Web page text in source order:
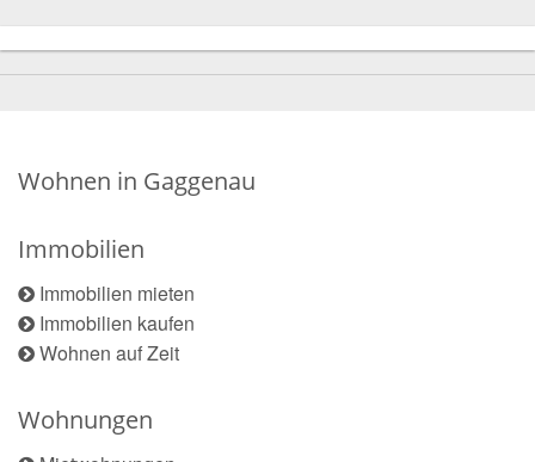
Wohnen in Gaggenau
Immobilien
Immobilien mieten
Immobilien kaufen
Wohnen auf Zeit
Wohnungen